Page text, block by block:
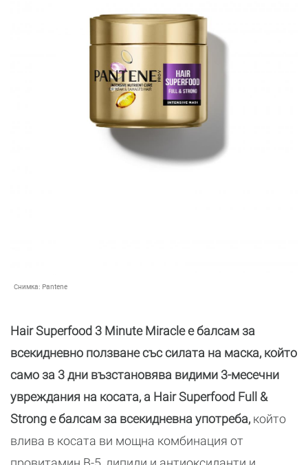
Снимка: Pantene
Hair Superfood 3 Minute Miracle е балсам за
всекидневно ползване със силата на маска, който
само за 3 дни възстановява видими 3-месечни
увреждания на косата, а Hair Superfood Full &
Strong е балсам за всекидневна употреба,който
влива в косата ви мощна комбинация от